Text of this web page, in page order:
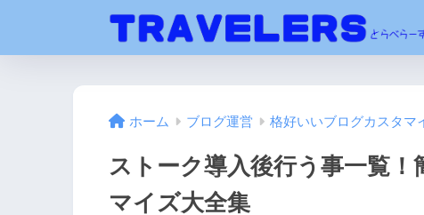
ホーム ブログ運営 格好いいブログカスタマ
ストーク導入後行う事一覧
マイズ大全集